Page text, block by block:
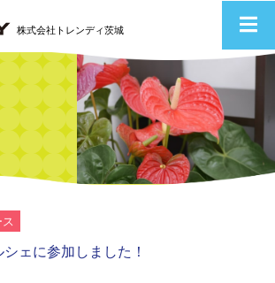
株式会社トレンディ茨城
ェに参加しました！